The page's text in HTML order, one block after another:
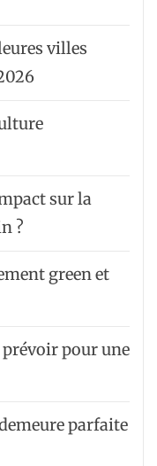
villes
sur la
?
green et
pour une
parfaite